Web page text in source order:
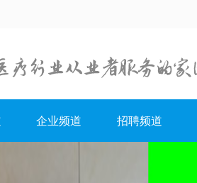
企业频道 招聘频道